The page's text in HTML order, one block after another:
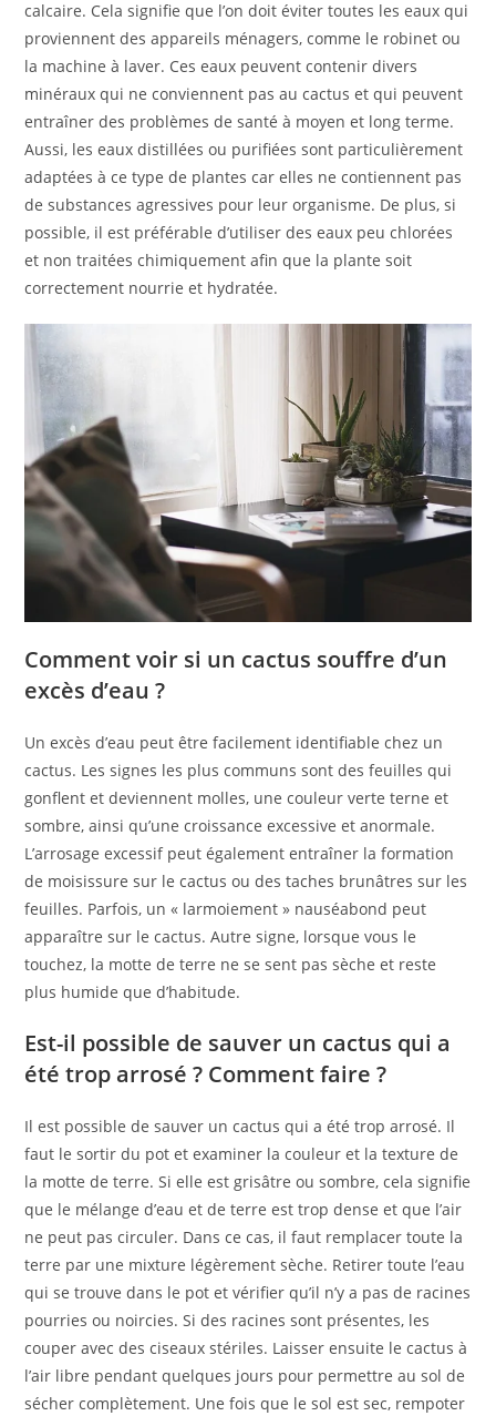
calcaire. Cela signifie que l’on doit éviter toutes les eaux qui
proviennent des appareils ménagers, comme le robinet ou
la machine à laver. Ces eaux peuvent contenir divers
minéraux qui ne conviennent pas au cactus et qui peuvent
entraîner des problèmes de santé à moyen et long terme.
Aussi, les eaux distillées ou purifiées sont particulièrement
adaptées à ce type de plantes car elles ne contiennent pas
de substances agressives pour leur organisme. De plus, si
possible, il est préférable d’utiliser des eaux peu chlorées
et non traitées chimiquement afin que la plante soit
correctement nourrie et hydratée.
Comment voir si un cactus souffre d’un
excès d’eau ?
Un excès d’eau peut être facilement identifiable chez un
cactus. Les signes les plus communs sont des feuilles qui
gonflent et deviennent molles, une couleur verte terne et
sombre, ainsi qu’une croissance excessive et anormale.
L’arrosage excessif peut également entraîner la formation
de moisissure sur le cactus ou des taches brunâtres sur les
feuilles. Parfois, un « larmoiement » nauséabond peut
apparaître sur le cactus. Autre signe, lorsque vous le
touchez, la motte de terre ne se sent pas sèche et reste
plus humide que d’habitude.
Est-il possible de sauver un cactus qui a
été trop arrosé ? Comment faire ?
Il est possible de sauver un cactus qui a été trop arrosé. Il
faut le sortir du pot et examiner la couleur et la texture de
la motte de terre. Si elle est grisâtre ou sombre, cela signifie
que le mélange d’eau et de terre est trop dense et que l’air
ne peut pas circuler. Dans ce cas, il faut remplacer toute la
terre par une mixture légèrement sèche. Retirer toute l’eau
qui se trouve dans le pot et vérifier qu’il n’y a pas de racines
pourries ou noircies. Si des racines sont présentes, les
couper avec des ciseaux stériles. Laisser ensuite le cactus à
l’air libre pendant quelques jours pour permettre au sol de
sécher complètement. Une fois que le sol est sec, rempoter